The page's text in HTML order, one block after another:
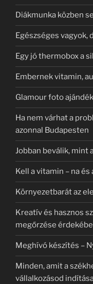
Diákmunka közben
Egészséges vagyok,
Egy jó thermobox a
Embernek vitamin,
Glamour foto
Ha nem várhat a
azonnal Budapesten
Jobban beválik, mint
Kell a vitamin – na és
Környezetbarát az
Kreatív és hasznos
megőrzése
Meghívó készítés –
Minden, amit a
vállalkozásod